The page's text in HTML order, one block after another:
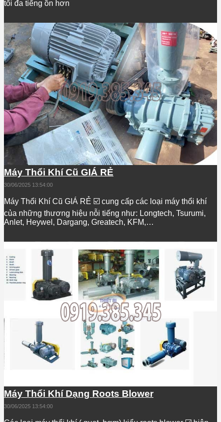
tối đa tiếng ồn hơn
Máy Thổi Khí Cũ GIÁ RẺ
30/06/2025 13:54:00
Máy Thổi Khí Cũ GIÁ RẺ ☑️ cung cấp các loại máy thổi khí
của những thương hiệu nỗi tiếng như: Longtech, Tsurumi,
Anlet, Heywel, Dargang, Greatech, KFM,…
Máy Thổi Khí Dạng Roots Blower
30/06/2025 13:54:00